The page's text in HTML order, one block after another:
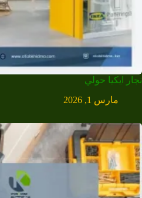
نجار ايكيا حولي
مارس 1, 2026